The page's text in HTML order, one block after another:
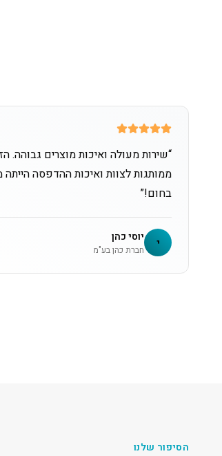
“שירות מעולה ואיכות מוצרים גבוהה.
ממותגות לצוות ואיכות ההדפסה
בחום!”
י יוסי כהן
חברת כהן בע"מ
הסיפור שלנו